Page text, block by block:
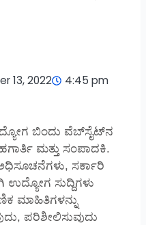
13, 2022 4:45 pm
ಬಿಂದು ವೆಬ್‌ಸೈಟ್‌ನ
ಮತ್ತು ಸಂಪಾದಕಿ.
ಸರ್ಕಾರಿ
ಉದ್ಯೋಗ ಸುದ್ದಿಗಳು
ಮಾಹಿತಿಗಳನ್ನು
ಪರಿಶೀಲಿಸುವುದು